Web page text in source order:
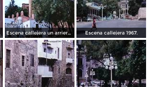
Escena callejera un arriero 1967. Escena callejera 1967.